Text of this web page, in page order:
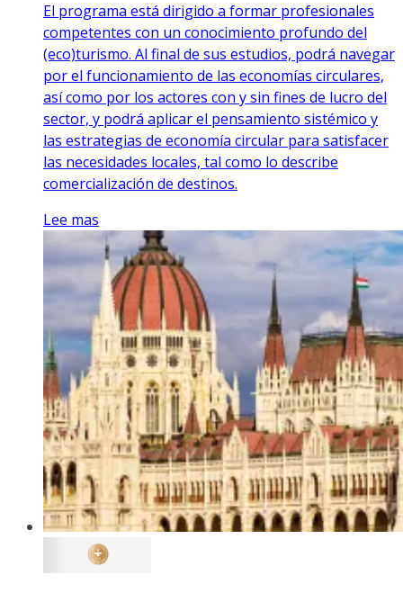
El programa está dirigido a formar profesionales
competentes con un conocimiento profundo del
(eco)turismo. Al final de sus estudios, podrá navegar
por el funcionamiento de las economías circulares,
así como por los actores con y sin fines de lucro del
sector, y podrá aplicar el pensamiento sistémico y
las estrategias de economía circular para satisfacer
las necesidades locales, tal como lo describe
comercialización de destinos.
Lee mas